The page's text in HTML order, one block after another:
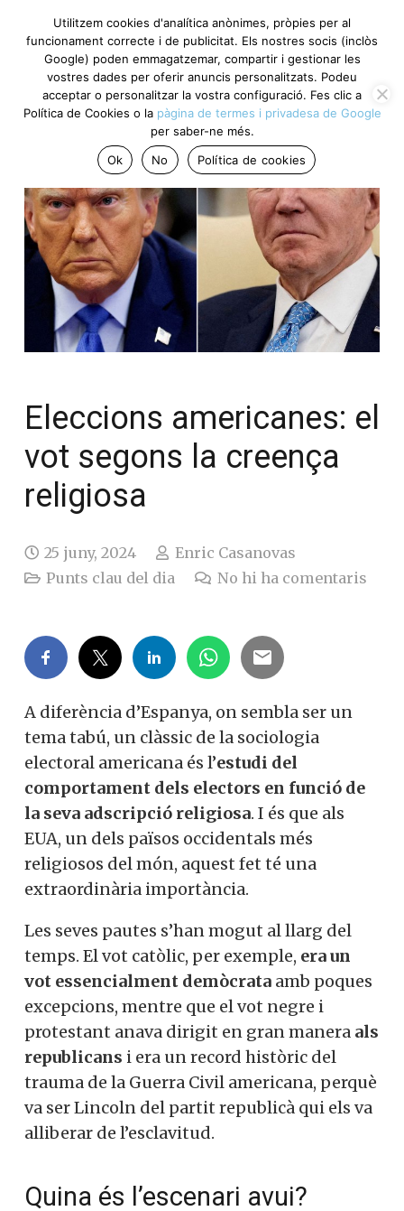
Eleccions americanes: el
vot segons la creença
religiosa
25 juny, 2024
Enric Casanovas
Punts clau del dia
No hi ha comentaris
A diferència d’Espanya, on sembla ser un
tema tabú, un clàssic de la sociologia
electoral americana és l’estudi del
comportament dels electors en funció de
la seva adscripció religiosa. I és que als
EUA, un dels països occidentals més
religiosos del món, aquest fet té una
extraordinària importància.
Les seves pautes s’han mogut al llarg del
temps. El vot catòlic, per exemple, era un
vot essencialment demòcrata amb poques
excepcions, mentre que el vot negre i
protestant anava dirigit en gran manera als
republicans i era un record històric del
trauma de la Guerra Civil americana, perquè
va ser Lincoln del partit republicà qui els va
alliberar de l’esclavitud.
Quina és l’escenari avui?
Utilitzem cookies d'analítica anònimes, pròpies per al
funcionament correcte i de publicitat. Els nostres socis (inclòs
Google) poden emmagatzemar, compartir i gestionar les
vostres dades per oferir anuncis personalitzats. Podeu
acceptar o personalitzar la vostra configuració. Fes clic a
Política de Cookies o la pàgina de termes i privadesa de Google
per saber-ne més.
Ok
No Política de cookies